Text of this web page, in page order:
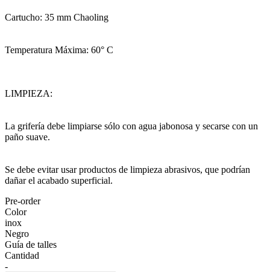
Cartucho: 35 mm Chaoling
Temperatura Máxima: 60° C
LIMPIEZA:
La grifería debe limpiarse sólo con agua jabonosa y secarse con un
paño suave.
Se debe evitar usar productos de limpieza abrasivos, que podrían
dañar el acabado superficial.
Pre-order
Color
inox
Negro
Guía de talles
Cantidad
-